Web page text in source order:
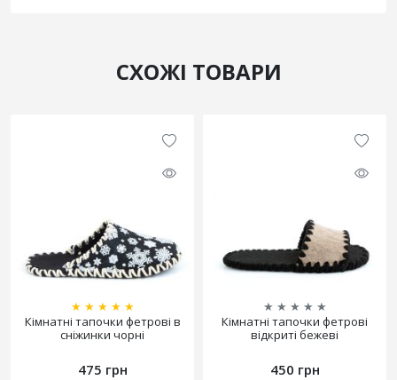
СХОЖІ ТОВАРИ
★ ★ ★ ★ ★
Кімнатні тапочки фетрові в
сніжинки чорні
475 грн
★ ★ ★ ★ ★
Кімнатні тапочки фетрові
відкриті бежеві
450 грн